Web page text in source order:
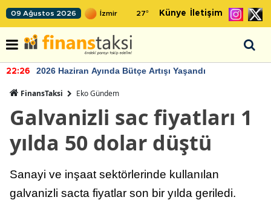
09 Ağustos 2026 27° Künye İletişim
22:26 2026 Haziran Ayında Bütçe Artışı Yaşandı
FinansTaksi Eko Gündem
Galvanizli sac fiyatları 1
yılda 50 dolar düştü
Sanayi ve inşaat sektörlerinde kullanılan
galvanizli sacta fiyatlar son bir yılda geriledi.